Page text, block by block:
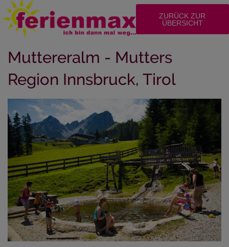
ZURÜCK ZUR
ÜBERSICHT
Muttereralm - Mutters
Region Innsbruck, Tirol